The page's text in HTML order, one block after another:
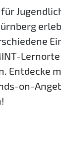
Entdecke
on-